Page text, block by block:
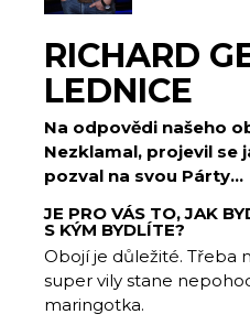
RICHARD
LEDNICE
Na odpovědi našeho
Nezklamal, projevil se
pozval na svou Párty…
JE PRO VÁS TO, JAK
S KÝM BYDLÍTE?
Obojí je důležité. Třeba
super vily stane
maringotka.